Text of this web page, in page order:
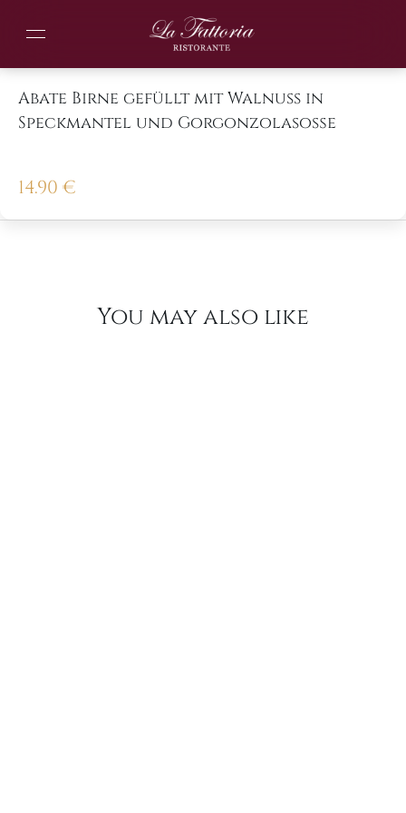
Abate Birne gefüllt mit Walnuss in
Speckmantel und Gorgonzolasoße
14.90 €
You may also like